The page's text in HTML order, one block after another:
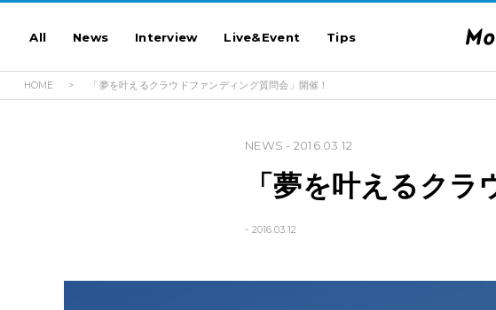
All News Interview Live&Event Tips
HOME 「夢を叶えるクラウドファンディング質問会」開催！
NEWS - 2016.03.12
「夢を叶えるク
- 2016.03.12